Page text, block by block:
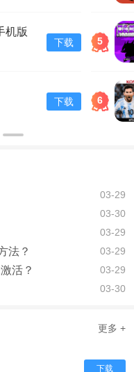
机版
下载
下载
5
6
03-29
03-30
03-29
法？ 03-29
活？ 03-29
03-30
更多 +
下载